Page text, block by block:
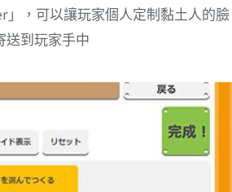
，可以讓玩家個人定制黏土人的臉
送到玩家手中